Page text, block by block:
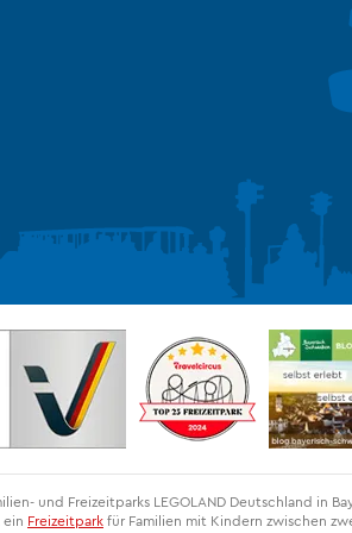
und Freizeitparks LEGOLAND Deutschland in
ein Freizeitpark für Familien mit Kindern zwischen